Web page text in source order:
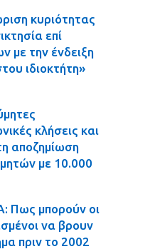
κυριότητας
επί
με την ένδειξη
ιδιοκτήτη»
κλήσεις και
αποζημίωση
με 10.000
Πως μπορούν οι
να βρουν
πριν το 2002